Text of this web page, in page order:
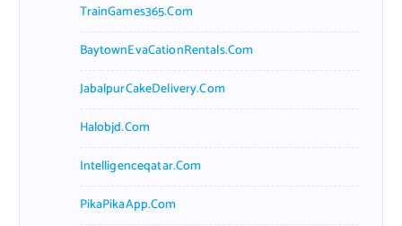
TrainGames365.com
BaytownEvaCationRentals.com
JabalpurCakeDelivery.com
Halobjd.com
Intelligenceqatar.com
PikaPikaApp.com